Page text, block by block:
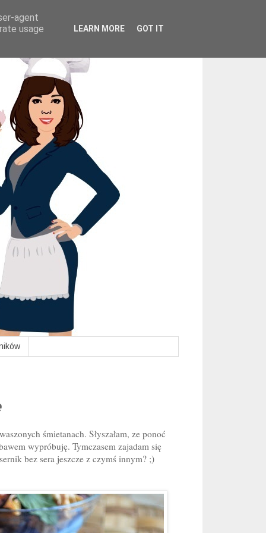
śmietanach. Słyszałam, ze ponoć
wypróbuję. Tymczasem zajadam się
bez sera jeszcze z czymś innym? ;)
agent
usage
LEARN MORE GOT IT